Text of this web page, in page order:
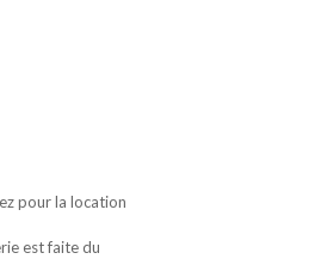
pour la location
est faite du